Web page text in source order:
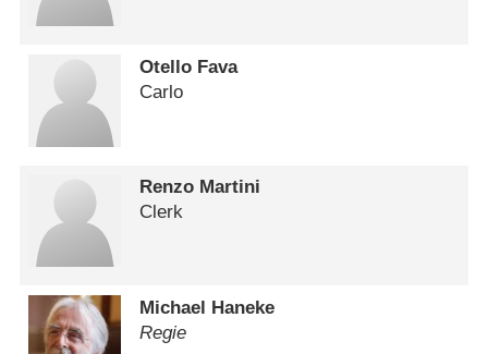
Otello Fava
Carlo
Renzo Martini
Clerk
Michael Haneke
Regie